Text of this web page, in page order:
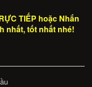
TIẾP hoặc Nhắn
nhất, tốt nhất nhé!